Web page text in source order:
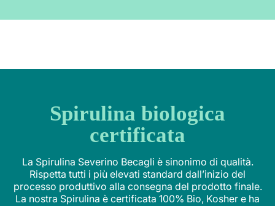
Spirulina biologica
certificata
La Spirulina Severino Becagli è sinonimo di qualità.
Rispetta tutti i più elevati standard dall’inizio del
processo produttivo alla consegna del prodotto finale.
La nostra Spirulina è certificata 100% Bio, Kosher e ha